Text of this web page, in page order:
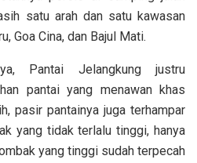
satu arah dan satu kawasan
Goa Cina, dan Bajul Mati.
Pantai Jelangkung justru
pantai yang menawan khas
pasir pantainya juga terhampar
yang tidak terlalu tinggi, hanya
yang tinggi sudah terpecah